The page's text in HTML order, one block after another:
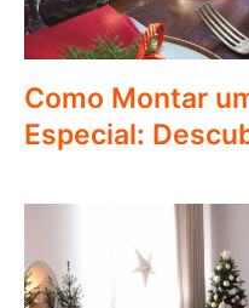
Como Montar
Especial: